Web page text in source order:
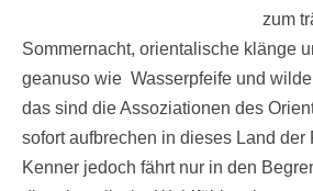
zum
Sommernacht, orientalische klänge
geanuso wie Wasserpfeife und wilde
das sind die Assoziationen des
sofort aufbrechen in dieses Land der
Kenner jedoch fährt nur in den